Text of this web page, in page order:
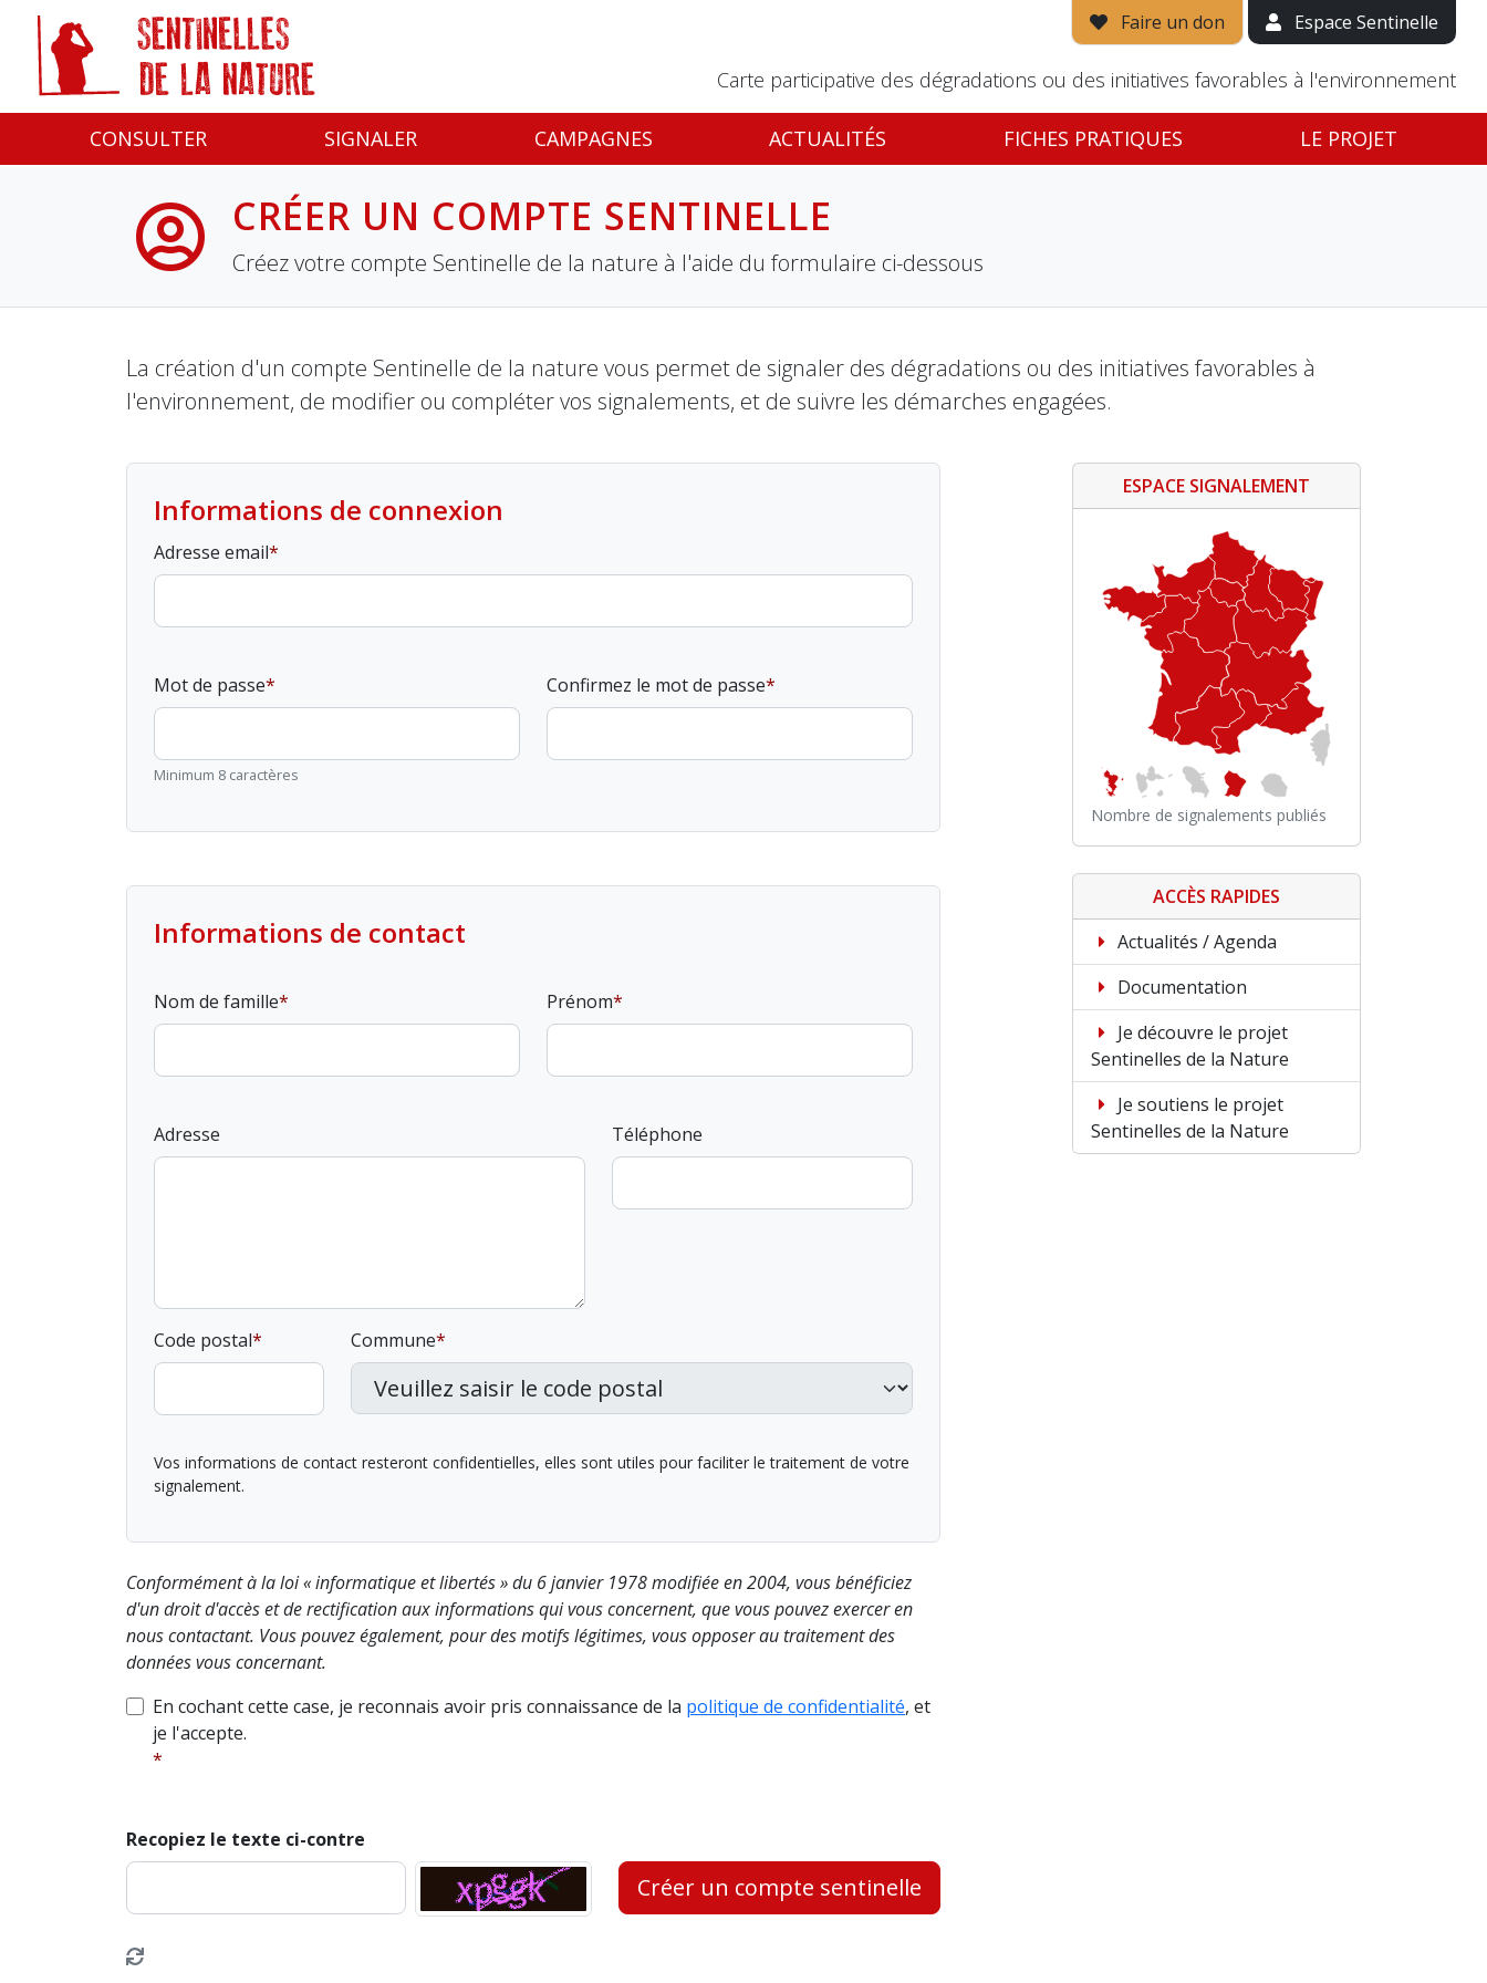
Faire un don Espace Sentinelle
Carte participative des dégradations ou des initiatives favorables à l'environnement
CONSULTER SIGNALER CAMPAGNES ACTUALITÉS FICHES PRATIQUES LE PROJET
CRÉER UN COMPTE SENTINELLE
Créez votre compte Sentinelle de la nature à l'aide du formulaire ci-dessous
La création d'un compte Sentinelle de la nature vous permet de signaler des dégradations ou des initiatives favorables à
l'environnement, de modifier ou compléter vos signalements, et de suivre les démarches engagées.
Informations de connexion
Adresse email
Mot de passe
Minimum 8 caractères
Confirmez le mot de passe
Informations de contact
Nom de famille Prénom
Adresse Téléphone
Code postal Commune
Vos informations de contact resteront confidentielles, elles sont utiles pour faciliter le traitement de votre
signalement.
Conformément à la loi « informatique et libertés » du 6 janvier 1978 modifiée en 2004, vous bénéficiez
d'un droit d'accès et de rectification aux informations qui vous concernent, que vous pouvez exercer en
nous contactant. Vous pouvez également, pour des motifs légitimes, vous opposer au traitement des
données vous concernant.
En cochant cette case, je reconnais avoir pris connaissance de la politique de confidentialité, et
je l'accepte.
Recopiez le texte ci-contre
Créer un compte sentinelle
ESPACE SIGNALEMENT
Nombre de signalements publiés
ACCÈS RAPIDES
Actualités / Agenda
Documentation
Je découvre le projet
Sentinelles de la Nature
Je soutiens le projet
Sentinelles de la Nature
Panneau de gestion des cookies